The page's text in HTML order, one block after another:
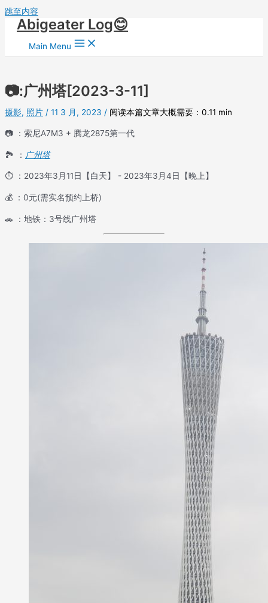
跳至内容
Abigeater Log😊
Main Menu
📷:广州塔[2023-3-11]
摄影, 照片 / 11 3 月, 2023 / 阅读本篇文章大概需要：0.11 min
📷 ：索尼A7M3 + 腾龙2875第一代
🏞 ： 广州塔
⏱ ：2023年3月11日【白天】 - 2023年3月4日【晚上】
💰 ：0元(需实名预约上桥)
🚗 ：地铁：3号线广州塔